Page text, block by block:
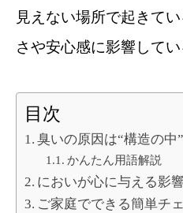
お問い合わせ
見えない場所で起きて
さや安心感に影響してい
目次
臭いの原因は“構造の中
かんたん用語解説
においが心に与える影響
ご家庭でできる簡単チ